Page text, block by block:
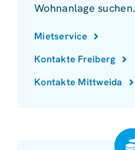
Wohnanlage suchen.
Mietservice
Kontakte Freiberg
Kontakte Mittweida